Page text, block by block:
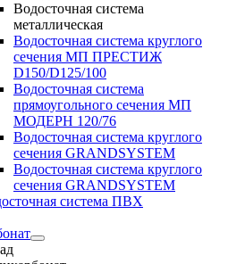
Водосточная система
металлическая
Водосточная система круглого
сечения МП ПРЕСТИЖ
D150/D125/100
Водосточная система
прямоугольного сечения МП
МОДЕРН 120/76
Водосточная система круглого
сечения GRANDSYSTEM
Водосточная система круглого
сечения GRANDSYSTEM
система ПВХ